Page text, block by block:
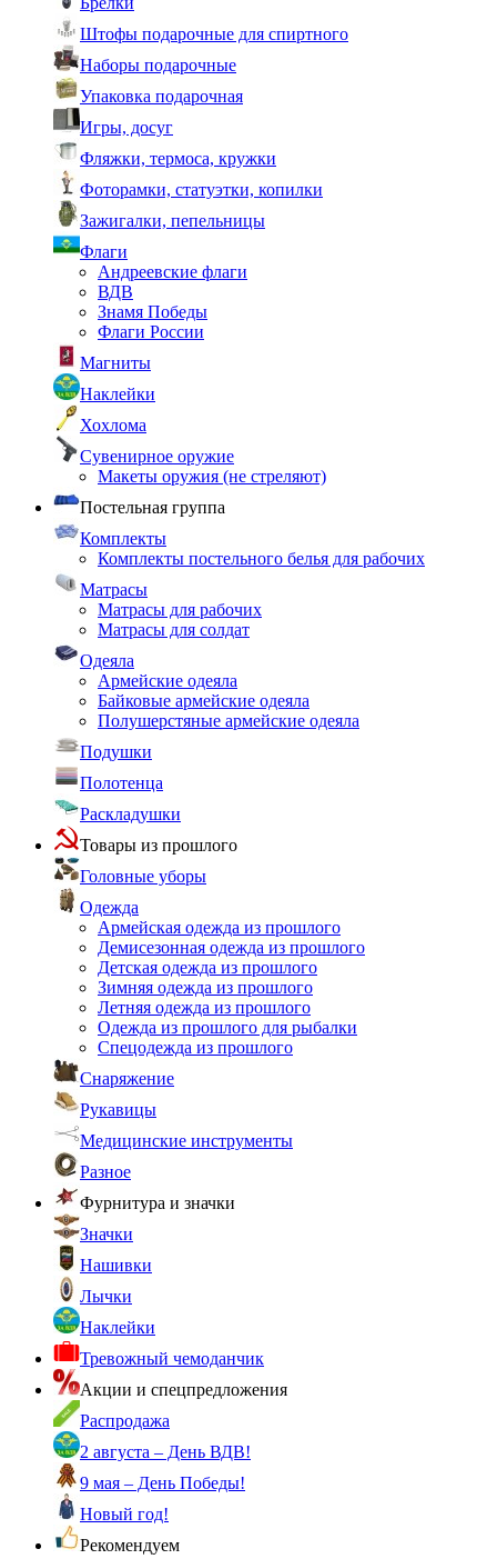
Штофы подарочные для спиртного
Наборы подарочные
Упаковка подарочная
Игры, досуг
Фляжки, термоса, кружки
Фоторамки, статуэтки, копилки
Зажигалки, пепельницы
Флаги
Андреевские флаги
ВДВ
Знамя Победы
Флаги России
Магниты
Наклейки
Хохлома
Сувенирное оружие
Макеты оружия (не стреляют)
Постельная группа
Комплекты
Комплекты постельного белья для рабочих
Матрасы
Матрасы для рабочих
Матрасы для солдат
Одеяла
Армейские одеяла
Байковые армейские одеяла
Полушерстяные армейские одеяла
Подушки
Полотенца
Раскладушки
Товары из прошлого
Головные уборы
Одежда
Армейская одежда из прошлого
Демисезонная одежда из прошлого
Детская одежда из прошлого
Зимняя одежда из прошлого
Летняя одежда из прошлого
Одежда из прошлого для рыбалки
Спецодежда из прошлого
Снаряжение
Рукавицы
Медицинские инструменты
Разное
Фурнитура и значки
Значки
Нашивки
Лычки
Наклейки
Тревожный чемоданчик
Акции и спецпредложения
Распродажа
2 августа – День ВДВ!
9 мая – День Победы!
Новый год!
Рекомендуем